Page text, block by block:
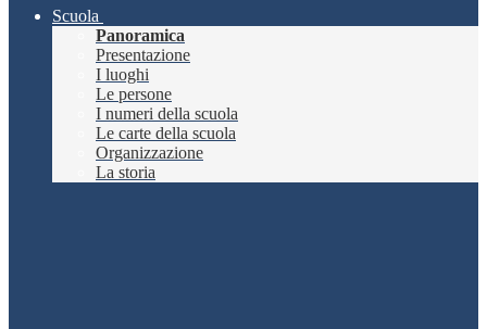
Scuola
Panoramica
Presentazione
I luoghi
Le persone
I numeri della scuola
Le carte della scuola
Organizzazione
La storia